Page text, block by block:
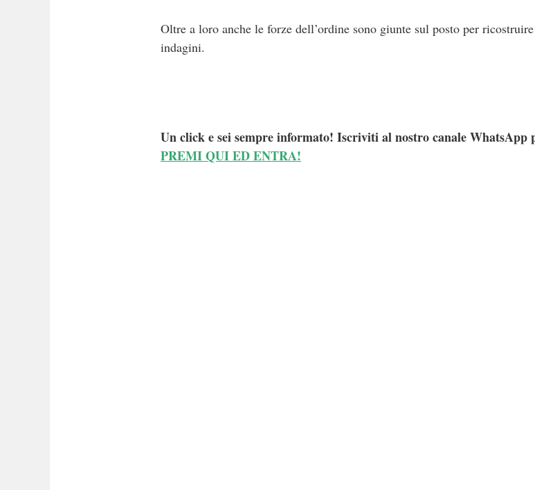
Oltre a loro anche le forze dell’ordine sono giunte sul posto per
indagini.
Un click e sei sempre informato! Iscriviti al nostro canale WhatsApp
PREMI QUI ED ENTRA!